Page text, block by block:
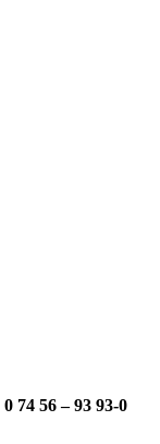
0 74 56 – 93 93-0